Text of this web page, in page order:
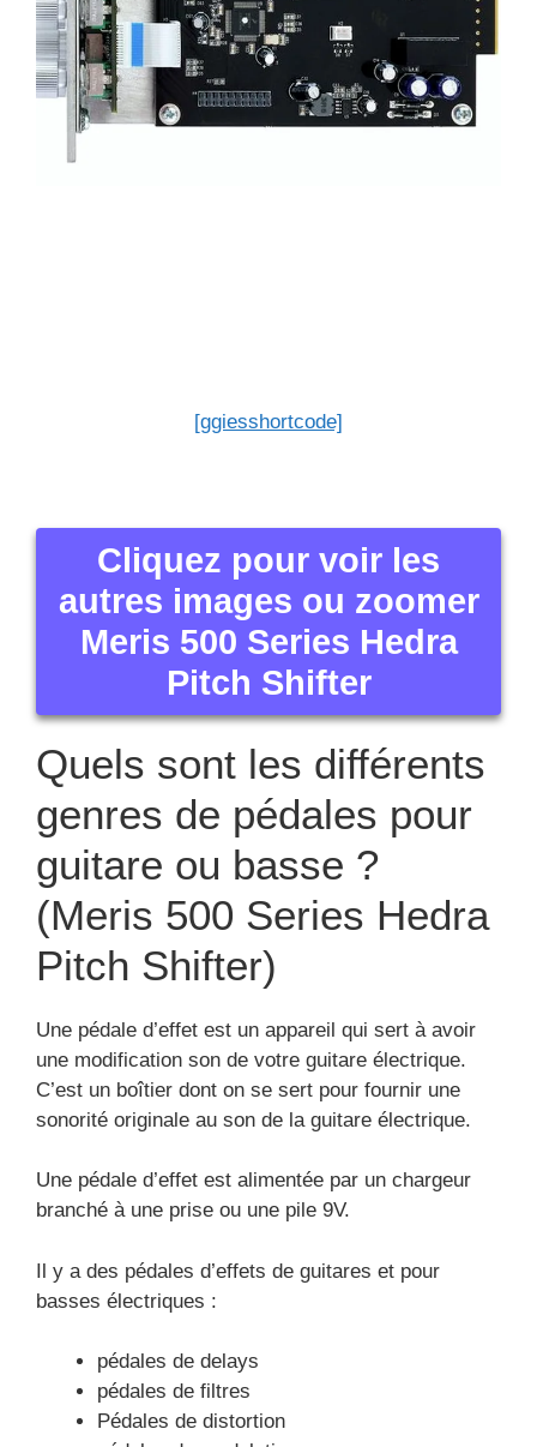
[ggiesshortcode]
Cliquez pour voir les
autres images ou zoomer
Meris 500 Series Hedra
Pitch Shifter
Quels sont les différents
genres de pédales pour
guitare ou basse ?
(Meris 500 Series Hedra
Pitch Shifter)
Une pédale d’effet est un appareil qui sert à avoir
une modification son de votre guitare électrique.
C’est un boîtier dont on se sert pour fournir une
sonorité originale au son de la guitare électrique.
Une pédale d’effet est alimentée par un chargeur
branché à une prise ou une pile 9V.
Il y a des pédales d’effets de guitares et pour
basses électriques :
pédales de delays
pédales de filtres
Pédales de distortion